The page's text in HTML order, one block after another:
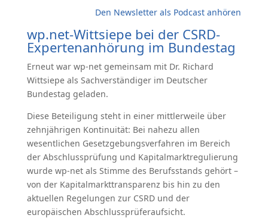
Den Newsletter als Podcast anhören
wp.net-Wittsiepe bei der CSRD-
Expertenanhörung im Bundestag
Erneut war wp-net gemeinsam mit Dr. Richard
Wittsiepe als Sachverständiger im Deutscher
Bundestag geladen.
Diese Beteiligung steht in einer mittlerweile über
zehnjährigen Kontinuität: Bei nahezu allen
wesentlichen Gesetzgebungsverfahren im Bereich
der Abschlussprüfung und Kapitalmarktregulierung
wurde wp-net als Stimme des Berufsstands gehört –
von der Kapitalmarkttransparenz bis hin zu den
aktuellen Regelungen zur CSRD und der
europäischen Abschlussprüferaufsicht.